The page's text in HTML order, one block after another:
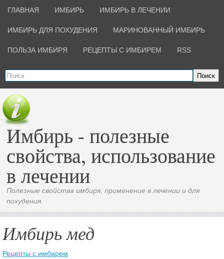
ГЛАВНАЯ ИМБИРЬ ИМБИРЬ В ЛЕЧЕНИИ
ИМБИРЬ ДЛЯ ПОХУДЕНИЯ МАРИНОВАННЫЙ ИМБИРЬ
ПОЛЬЗА ИМБИРЯ РЕЦЕПТЫ С ИМБИРЕМ RSS
Поиск
Имбирь - полезные
свойства, использование
в лечении
Полезные свойства имбиря, применение в лечении и для
похудения.
Имбирь мед
Рецепты с имбирем